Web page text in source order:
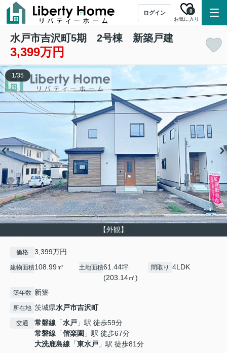
ログイン
お気に入り
0
水戸市吉沢町5期 2号棟 新築戸建
3,399万円
【外観】
1/35
価格 3,399万円
建物面積108.99㎡ 土地面積61.44坪
(203.14㎡)
間取り 4LDK
築年数 新築
所在地 茨城県水戸市吉沢町
交通 常磐線 「水戸 」駅 徒歩59分
常磐線 「偕楽園 」駅 徒歩67分
大洗鹿島線 「東水戸 」駅 徒歩81分